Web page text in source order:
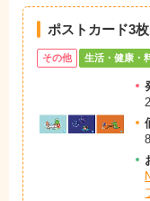
ポストカード3
その他 生活・健康・